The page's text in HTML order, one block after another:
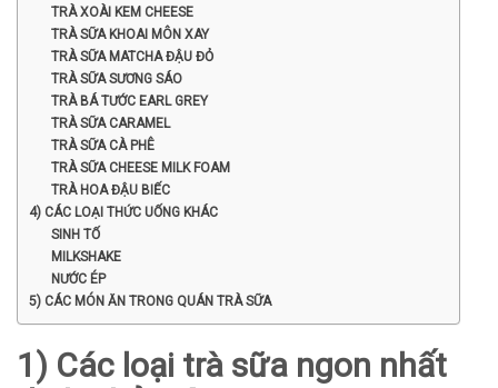
TRÀ XOÀI KEM CHEESE
TRÀ SỮA KHOAI MÔN XAY
TRÀ SỮA MATCHA ĐẬU ĐỎ
TRÀ SỮA SƯƠNG SÁO
TRÀ BÁ TƯỚC EARL GREY
TRÀ SỮA CARAMEL
TRÀ SỮA CÀ PHÊ
TRÀ SỮA CHEESE MILK FOAM
TRÀ HOA ĐẬU BIẾC
4) CÁC LOẠI THỨC UỐNG KHÁC
SINH TỐ
MILKSHAKE
NƯỚC ÉP
5) CÁC MÓN ĂN TRONG QUÁN TRÀ SỮA
1) Các loại trà sữa ngon nhất